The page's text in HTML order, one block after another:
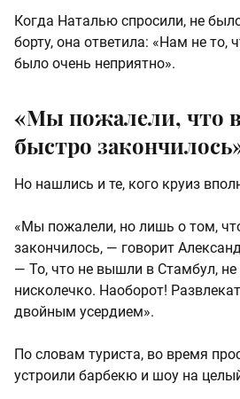
Когда Наталью спросили, не
борту, она ответила: «Нам не то,
было очень неприятно».
«Мы пожалели, что
быстро
Но нашлись и те, кого круиз
«Мы пожалели, но лишь о том,
закончилось, — говорит
— То, что не вышли в Стамбул, не
нисколечко. Наоборот!
двойным усердием».
По словам туриста, во время
устроили барбекю и шоу на